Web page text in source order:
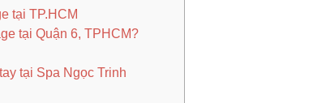
tại TP.HCM
tại Quận 6, TPHCM?
tại Spa Ngọc Trinh